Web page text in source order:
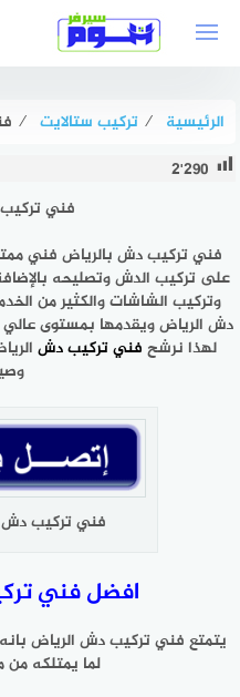
الرئيسية ⁄ تركيب ستالايت ⁄
2٬290
فني
فني تركيب دش بالرياض فني
على تركيب الدش وتصليحه
وتركيب الشاشات والكثير من
دش الرياض ويقدمها بمستوى عالي
لهذا نرشح فني تركيب دش
فني تركيب دش
افضل فني
يتمتع فني تركيب دش الرياض بانه
لما يمتلكه من